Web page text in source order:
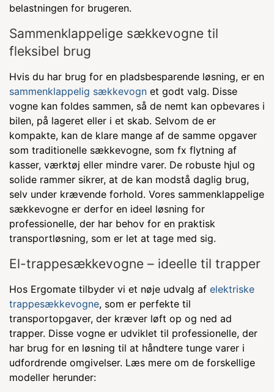
belastningen for brugeren.
Sammenklappelige sækkevogne til
fleksibel brug
Hvis du har brug for en pladsbesparende løsning, er en
sammenklappelig sækkevogn et godt valg. Disse
vogne kan foldes sammen, så de nemt kan opbevares i
bilen, på lageret eller i et skab. Selvom de er
kompakte, kan de klare mange af de samme opgaver
som traditionelle sækkevogne, som fx flytning af
kasser, værktøj eller mindre varer. De robuste hjul og
solide rammer sikrer, at de kan modstå daglig brug,
selv under krævende forhold. Vores sammenklappelige
sækkevogne er derfor en ideel løsning for
professionelle, der har behov for en praktisk
transportløsning, som er let at tage med sig.
El-trappesækkevogne – ideelle til trapper
Hos Ergomate tilbyder vi et nøje udvalg af elektriske
trappesækkevogne, som er perfekte til
transportopgaver, der kræver løft op og ned ad
trapper. Disse vogne er udviklet til professionelle, der
har brug for en løsning til at håndtere tunge varer i
udfordrende omgivelser. Læs mere om de forskellige
modeller herunder: